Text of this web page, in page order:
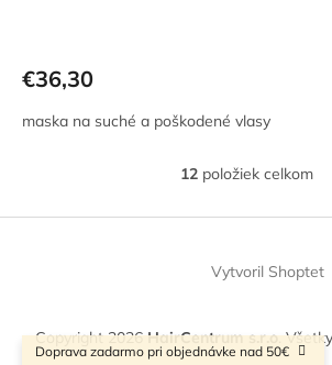
Doprava zadarmo pri objednávke nad 50€
je
z
€36,30
maska na suché a poškodené vlasy
O
l
d
i
e
12položiek celkom
Z
Vytvoril Shoptet
Copyright 2026HairCentrum s.r.o.